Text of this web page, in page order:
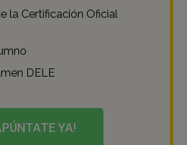
la Certificación Oficial
DELE
YA!